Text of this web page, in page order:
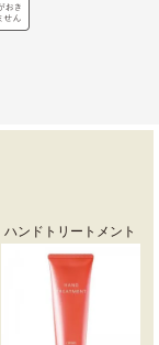
ハンドトリートメント